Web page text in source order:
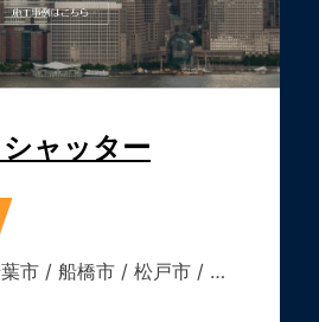
シャッター
市 / 船橋市 / 松戸市 / …